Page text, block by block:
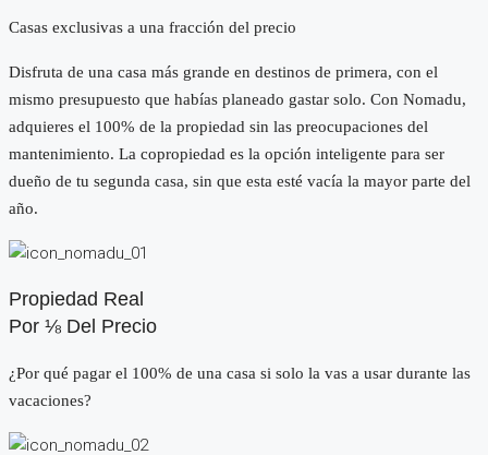
Casas exclusivas a una fracción del precio
Disfruta de una casa más grande en destinos de primera, con el
mismo presupuesto que habías planeado gastar solo. Con Nomadu,
adquieres el 100% de la propiedad sin las preocupaciones del
mantenimiento. La copropiedad es la opción inteligente para ser
dueño de tu segunda casa, sin que esta esté vacía la mayor parte del
año.
Propiedad Real
Por ⅛ Del Precio
¿Por qué pagar el 100% de una casa si solo la vas a usar durante las
vacaciones?